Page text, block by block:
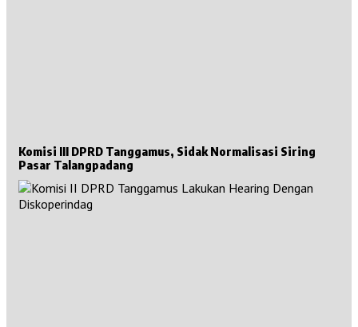
Komisi III DPRD Tanggamus, Sidak Normalisasi Siring
Pasar Talangpadang